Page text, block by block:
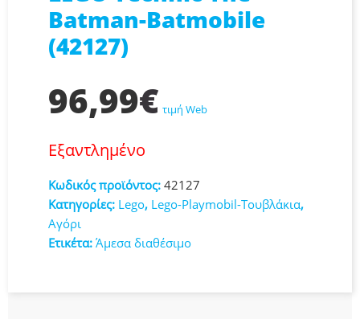
Batman-Batmobile
(42127)
96,99€ τιμή Web
Εξαντλημένο
Κωδικός προϊόντος: 42127
Κατηγορίες: Lego, Lego-Playmobil-Τουβλάκια,
Αγόρι
Ετικέτα: Άμεσα διαθέσιμο